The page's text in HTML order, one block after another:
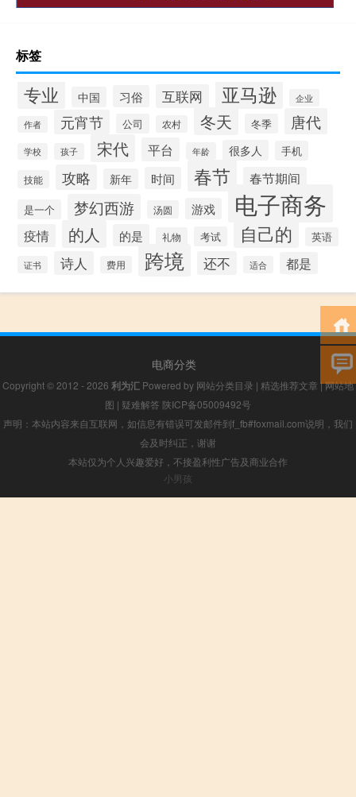
标签
专业 中国 习俗 互联网 亚马逊 企业
作者 元宵节 公司 农村 冬天 冬季 唐代
学校 孩子 宋代 平台 年龄 很多人 手机
技能 攻略 新年 时间 春节 春节期间
是一个 梦幻西游 汤圆 游戏 电子商务
疫情 的人 的是 礼物 考试 自己的 英语
证书 诗人 费用 跨境 还不 适合 都是
电商分类
Copyright © 2012 - 2026 利为汇 Powered by 网站分类目录 | 精选推荐文章 |网站地
图 | 疑难解答 陕ICP备05009492号
声明：本站内容来自互联网，如信息有错误可发邮件到f_fb#foxmail.com说明，我们
会及时纠正，谢谢
本站仅为个人兴趣爱好，不接盈利性广告及商业合作
小男孩